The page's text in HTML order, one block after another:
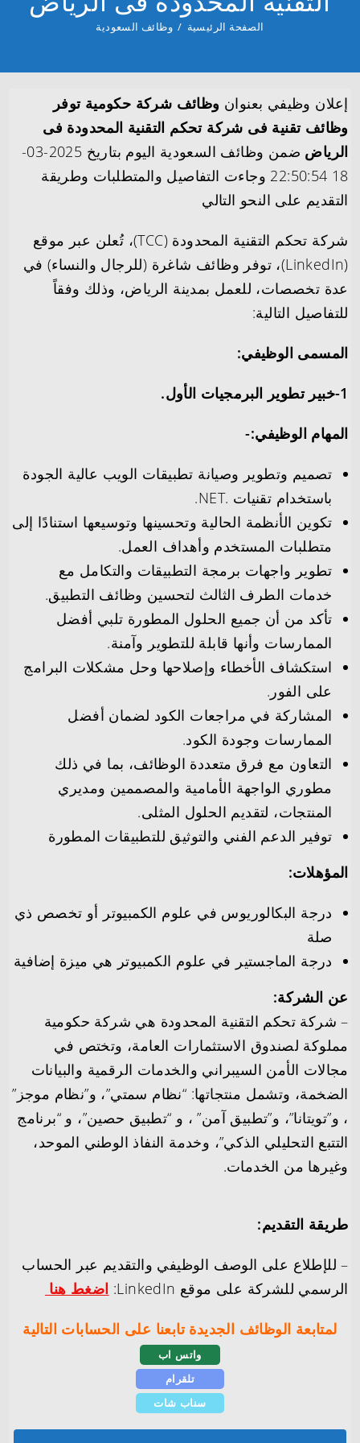
الصفحة الرئيسية / وظائف السعودية
إعلان وظيفي بعنوان وظائف شركة حكومية توفر
وظائف تقنية فى شركة تحكم التقنية المحدودة فى
الرياض
ضمن وظائف السعودية اليوم بتاريخ 2025-03-
18 22:50:54 وجاءت التفاصيل والمتطلبات وطريقة
التقديم على النحو التالي
شركة تحكم التقنية المحدودة (TCC)، تُعلن عبر موقع
(LinkedIn)، توفر وظائف شاغرة (للرجال والنساء) في
عدة تخصصات، للعمل بمدينة الرياض، وذلك وفقاً
للتفاصيل التالية:
المسمى الوظيفي:
1-خبير تطوير البرمجيات الأول.
المهام الوظيفي:-
تصميم وتطوير وصيانة تطبيقات الويب عالية الجودة
باستخدام تقنيات .NET.
تكوين الأنظمة الحالية وتحسينها وتوسيعها استنادًا إلى
متطلبات المستخدم وأهداف العمل.
تطوير واجهات برمجة التطبيقات والتكامل مع
خدمات الطرف الثالث لتحسين وظائف التطبيق.
تأكد من أن جميع الحلول المطورة تلبي أفضل
الممارسات وأنها قابلة للتطوير وآمنة.
استكشاف الأخطاء وإصلاحها وحل مشكلات البرامج
على الفور.
المشاركة في مراجعات الكود لضمان أفضل
الممارسات وجودة الكود.
التعاون مع فرق متعددة الوظائف، بما في ذلك
مطوري الواجهة الأمامية والمصممين ومديري
المنتجات، لتقديم الحلول المثلى.
توفير الدعم الفني والتوثيق للتطبيقات المطورة
المؤهلات:
درجة البكالوريوس في علوم الكمبيوتر أو تخصص ذي
صلة
درجة الماجستير في علوم الكمبيوتر هي ميزة إضافية
عن الشركة:
– شركة تحكم التقنية المحدودة هي شركة حكومية
مملوكة لصندوق الاستثمارات العامة، وتختص في
مجالات الأمن السيبراني والخدمات الرقمية والبيانات
الضخمة، وتشمل منتجاتها: “نظام سمتي”، و”نظام موجز”
، و”تويتانا”، و”تطبيق آمن” ، و “تطبيق حصين”، و “برنامج
التتبع التحليلي الذكي”، وخدمة النفاذ الوطني الموحد،
وغيرها من الخدمات.
طريقة التقديم:
– للإطلاع على الوصف الوظيفي والتقديم عبر الحساب
الرسمي للشركة على موقع LinkedIn:
اضغط هنا
لمتابعة الوظائف الجديدة تابعنا على الحسابات التالية
واتس اب
تلقرام
سناب شات